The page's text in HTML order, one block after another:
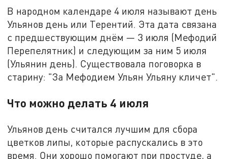
В народном календаре 4 июля называют день
Ульянов день или Терентий. Эта дата связана
с предшествующим днём — 3 июля (Мефодий
Перепелятник) и следующим за ним 5 июля
(Ульянин день). Существовала поговорка в
старину: "За Мефодием Ульян Ульяну кличет".
Что можно делать 4 июля
Ульянов день считался лучшим для сбора
цветков липы, которые распускались в это
время. Они хорошо помогают при простуде, а